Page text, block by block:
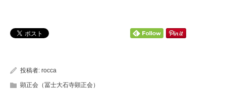
投稿者: rocca
顕正会（冨士大石寺顕正会）